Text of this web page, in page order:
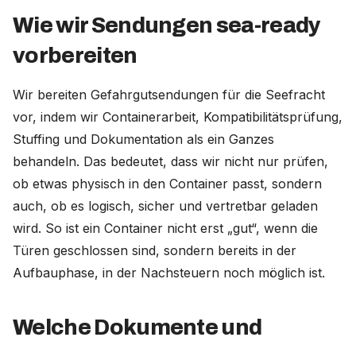
Wie wir Sendungen sea-ready
vorbereiten
Wir bereiten Gefahrgutsendungen für die Seefracht
vor, indem wir Containerarbeit, Kompatibilitätsprüfung,
Stuffing und Dokumentation als ein Ganzes
behandeln. Das bedeutet, dass wir nicht nur prüfen,
ob etwas physisch in den Container passt, sondern
auch, ob es logisch, sicher und vertretbar geladen
wird. So ist ein Container nicht erst „gut“, wenn die
Türen geschlossen sind, sondern bereits in der
Aufbauphase, in der Nachsteuern noch möglich ist.
Welche Dokumente und